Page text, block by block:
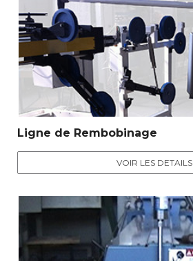
Ligne de Rembobinage
VOIR LES DETAILS